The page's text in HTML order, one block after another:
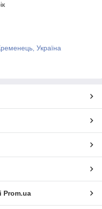
Україна
Prom.ua